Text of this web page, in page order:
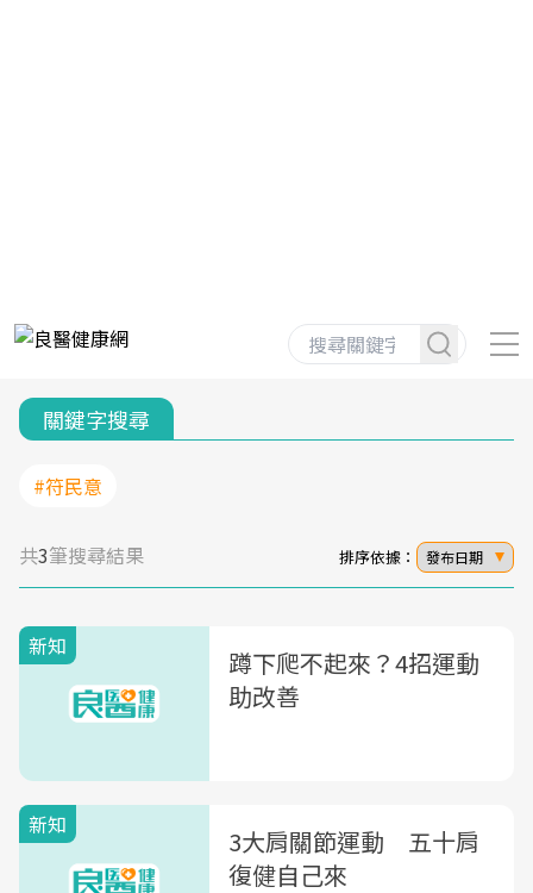
關鍵字搜尋
#符民意
共3筆搜尋結果 排序依據： 發布日期
新知
蹲下爬不起來？4招運動
助改善
新知
3大肩關節運動 五十肩
復健自己來